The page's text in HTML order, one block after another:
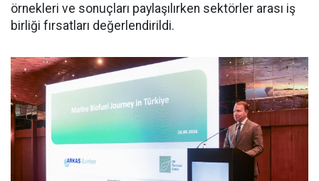
örnekleri ve sonuçları paylaşılırken sektörler arası iş
birliği fırsatları değerlendirildi.